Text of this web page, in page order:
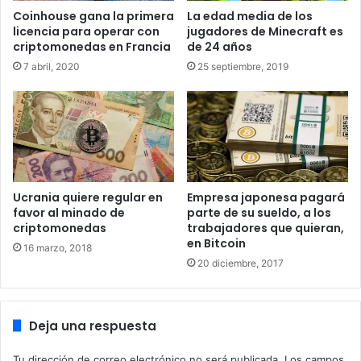
Según Sam Raman, Jefe de Alianzas Estratégicas en Andra
Capital, su compañía está empleando lo mejor de ambos
“La plataforma TokenSoft
proporciona la tecnología para que
los inversores minoristas
compañías de riesgo deseables,
en etapa avanzada y de tecnología
previa a la salida a bolsa, y nos
Coinhouse gana la primera
licencia para operar con
criptomonedas en Francia
7 abril, 2020
La edad media de los
jugadores de Minecraft es
de 24 años
25 septiembre, 2019
Ucrania quiere regular en
favor al minado de
criptomonedas
16 marzo, 2018
Empresa japonesa pagará
parte de su sueldo, a los
trabajadores que quieran,
en Bitcoin
20 diciembre, 2017
Deja una respuesta